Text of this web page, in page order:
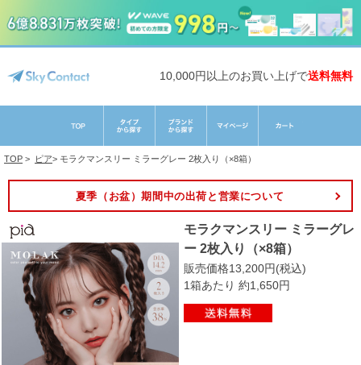
10,000円以上のお買い上げで送料無料
TOP > ピア> モラクマンスリー ミラーグレー 2枚入り（×8箱）
夏季（お盆）期間中の出荷と営業について
モラクマンスリー ミラーグレ
ー 2枚入り（×8箱）
販売価格13,200円(税込)
1箱あたり 約1,650円